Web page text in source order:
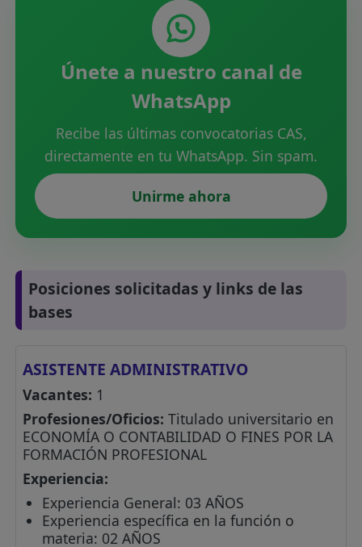
Únete a nuestro canal de
WhatsApp
Recibe las últimas convocatorias CAS,
directamente en tu WhatsApp. Sin spam.
Unirme ahora
Posiciones solicitadas y links de las
bases
ASISTENTE ADMINISTRATIVO
Vacantes: 1
Profesiones/Oficios: Titulado universitario en
ECONOMÍA O CONTABILIDAD O FINES POR LA
FORMACIÓN PROFESIONAL
Experiencia:
Experiencia General: 03 AÑOS
Experiencia específica en la función o
materia: 02 AÑOS